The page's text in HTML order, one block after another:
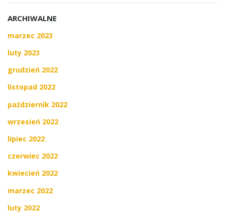
ARCHIWALNE
marzec 2023
luty 2023
grudzień 2022
listopad 2022
październik 2022
wrzesień 2022
lipiec 2022
czerwiec 2022
kwiecień 2022
marzec 2022
luty 2022